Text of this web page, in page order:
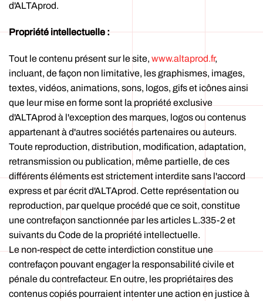
d'ALTAprod.
Propriété intellectuelle :
Tout le contenu présent sur le site, www.altaprod.fr,
incluant, de façon non limitative, les graphismes, images,
textes, vidéos, animations, sons, logos, gifs et icônes ainsi
que leur mise en forme sont la propriété exclusive
d'ALTAprod à l'exception des marques, logos ou contenus
appartenant à d'autres sociétés partenaires ou auteurs.
Toute reproduction, distribution, modification, adaptation,
retransmission ou publication, même partielle, de ces
différents éléments est strictement interdite sans l'accord
express et par écrit d'ALTAprod. Cette représentation ou
reproduction, par quelque procédé que ce soit, constitue
une contrefaçon sanctionnée par les articles L.335-2 et
suivants du Code de la propriété intellectuelle.
Le non-respect de cette interdiction constitue une
contrefaçon pouvant engager la responsabilité civile et
pénale du contrefacteur. En outre, les propriétaires des
contenus copiés pourraient intenter une action en justice à